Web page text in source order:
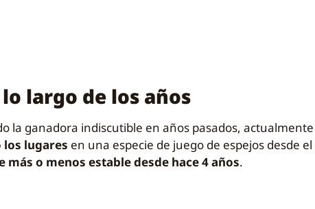
largo de los años
la ganadora indiscutible en años pasados,
lugares en una especie de juego de espejos desde
o menos estable desde hace 4 años.